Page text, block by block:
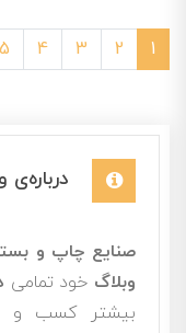
1
2
3
4
5
درباره‌ی
صنایع چاپ و
وبلاگ خود تمامی
بیشتر کسب و